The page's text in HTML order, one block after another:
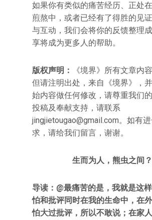
如果你有类似的痛苦经历、正处
煎熬中，或者已经有了得胜的见
与互动，我们会将你的反馈整理
享将成为更多人的帮助。
版权声明：
《境界》所有文章内
但请注明出处，来自《境界》，
始内容做任何修改，请尊重我们的
投稿及奉献支持，请联系
jingjietougao@gmail.com。如有
求，请给我们留言，谢谢。
生而为人，熊虫之间？
导读：@最痛苦的是，我就是这
怕和批评同时在我的生命中，在
怕大过批评，所以不敢说；在家